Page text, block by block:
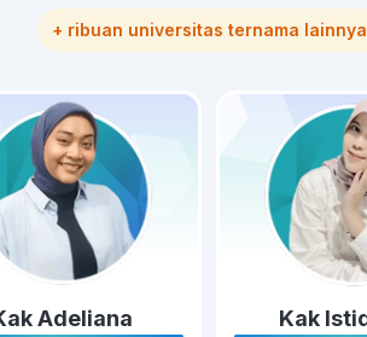
+ ribuan universitas ternama lainnya
Adeliana Kak